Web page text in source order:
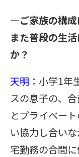
―ご家族の構成
また普段の生
か？
天明： 小学1年
スの息子の、
とプライベー
い協力し合い
宅勤務の合間